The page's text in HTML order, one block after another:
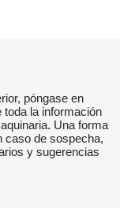
póngase en
toda la información
Una forma
caso de sospecha,
y sugerencias